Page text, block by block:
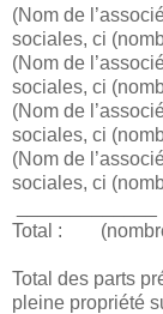
(Nom de
sociales, ci
(Nom de
sociales, ci
(Nom de
sociales, ci
(Nom de
sociales, ci
Total :
Total des parts
pleine propriété